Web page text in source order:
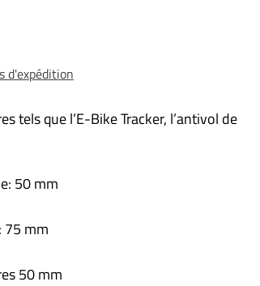
d'expédition
tels que l’E-Bike Tracker, l’antivol de
50 mm
75 mm
50 mm